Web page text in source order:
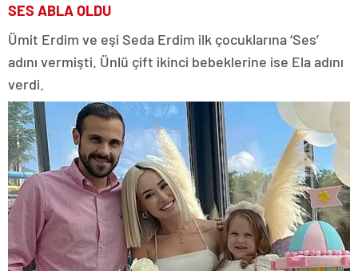
SES ABLA OLDU
Ümit Erdim ve eşi Seda Erdim ilk çocuklarına ‘Ses’
adını vermişti. Ünlü çift ikinci bebeklerine ise Ela adını
verdi.